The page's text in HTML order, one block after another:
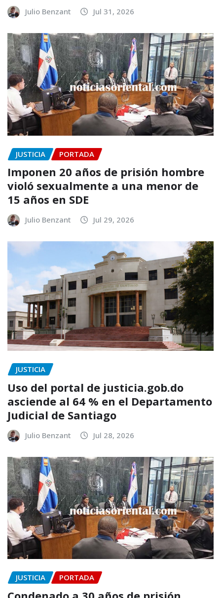
Julio Benzant Jul 31, 2026
JUSTICIA PORTADA
Imponen 20 años de prisión hombre
violó sexualmente a una menor de
15 años en SDE
Julio Benzant Jul 29, 2026
JUSTICIA
Uso del portal de justicia.gob.do
asciende al 64 % en el Departamento
Judicial de Santiago
Julio Benzant Jul 28, 2026
JUSTICIA PORTADA